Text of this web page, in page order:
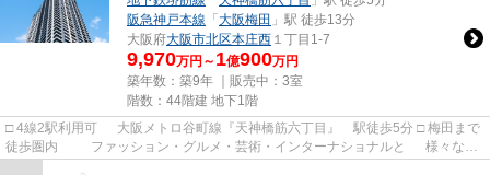
阪急神戸本線 「 大阪梅田 」駅 徒歩13分
大阪府大阪市北区本庄西 １丁目1-7
9,970万円～ 1億900万円
築年数：築9年 ｜販売中： 3室
階数：44階建 地下1階
□ 4線2駅利用可 大阪メトロ谷町線『天神橋筋六丁目』 駅徒歩5分 □ 梅田まで
徒歩圏内 ファッション・グルメ・芸術・インターナショナルと 様々なフ